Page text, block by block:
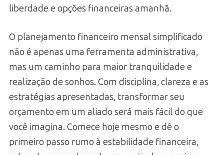
liberdade e opções financeiras amanhã.
O planejamento financeiro mensal simplificado
não é apenas uma ferramenta administrativa,
mas um caminho para maior tranquilidade e
realização de sonhos. Com disciplina, clareza e as
estratégias apresentadas, transformar seu
orçamento em um aliado será mais fácil do que
você imagina. Comece hoje mesmo e dê o
primeiro passo rumo à estabilidade financeira,